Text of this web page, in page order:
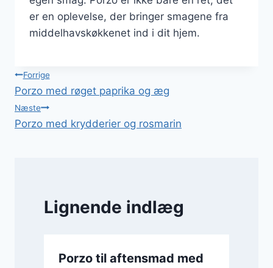
er en oplevelse, der bringer smagene fra
middelhavskøkkenet ind i dit hjem.
Indlægsnavigation
Forrige
Porzo med røget paprika og æg
Næste
Porzo med krydderier og rosmarin
Lignende indlæg
Porzo til aftensmad med